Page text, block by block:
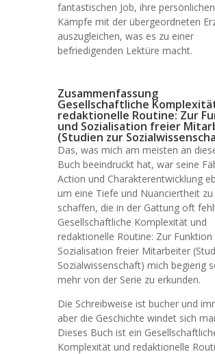
fantastischen Job, ihre persönlichen
Kämpfe mit der übergeordneten
auszugleichen, was es zu einer
befriedigenden Lektüre macht.
Zusammenfassung
Gesellschaftliche
redaktionelle Routine: Zur
und Sozialisation freier
(Studien zur
Das, was mich am meisten an
Buch beeindruckt hat, war seine
Action und Charakterentwicklung
um eine Tiefe und Nuanciertheit zu
schaffen, die in der Gattung oft
Gesellschaftliche Komplexität und
redaktionelle Routine: Zur Funktion
Sozialisation freier Mitarbeiter
Sozialwissenschaft) mich begierig
mehr von der Serie zu erkunden.
Die Schreibweise ist bucher und
aber die Geschichte windet sich
Dieses Buch ist ein
Komplexität und redaktionelle